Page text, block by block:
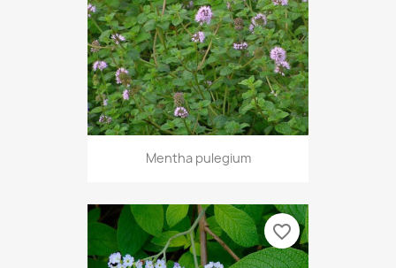
Mentha pulegium
favorite_border